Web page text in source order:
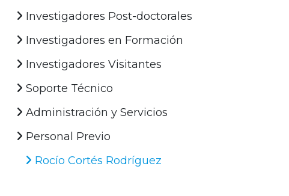
Investigadores Post-doctorales
Investigadores en Formación
Investigadores Visitantes
Soporte Técnico
Administración y Servicios
Personal Previo
Rocío Cortés Rodríguez